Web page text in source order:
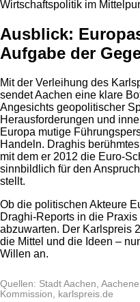
Wirtschaftspolitik im
Ausblick:
Aufgabe der
Mit der Verleihung des
sendet Aachen eine klare
Angesichts geopolitischer
Herausforderungen und
Europa mutige
Handeln. Draghis
mit dem er 2012 die Euro-
sinnbildlich für den
stellt.
Ob die politischen Akteure
Draghi-Reports in die
abzuwarten. Der Karlspreis
die Mittel und die Ideen –
Willen an.
Quellen: Stadt Aachen,
Kommission, karlspreis.de